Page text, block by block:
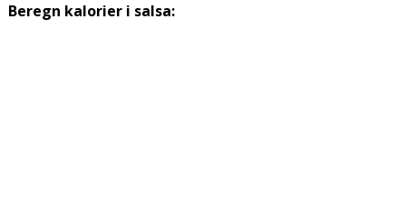
Beregn kalorier i salsa: